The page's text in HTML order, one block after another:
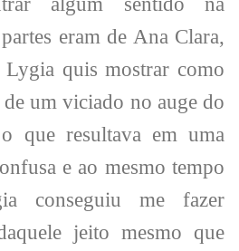
eram de Ana Clara,
quis mostrar como
um viciado no auge do
que resultava em uma
e ao mesmo tempo
conseguiu me fazer
jeito mesmo que